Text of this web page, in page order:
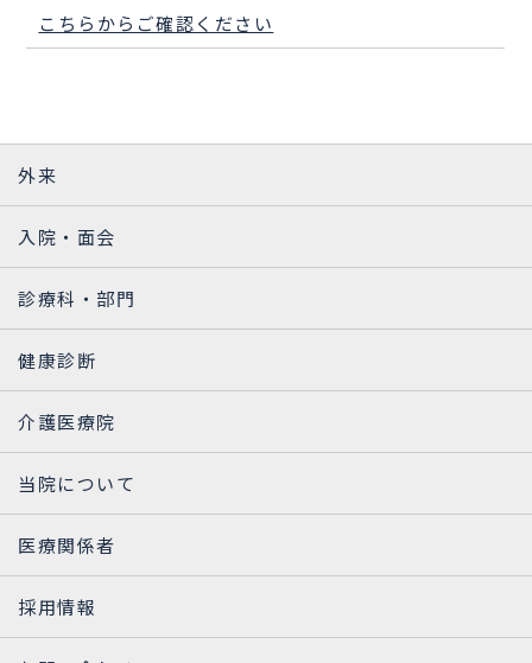
こちらからご確認ください
外来
入院・面会
診療科・部門
健康診断
介護医療院
当院について
医療関係者
採用情報